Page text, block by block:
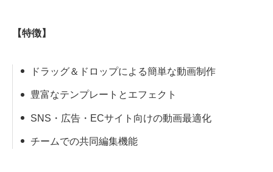
【特徴】
ドラッグ＆ドロップによる簡単な動画制作
豊富なテンプレートとエフェクト
SNS・広告・ECサイト向けの動画最適化
チームでの共同編集機能